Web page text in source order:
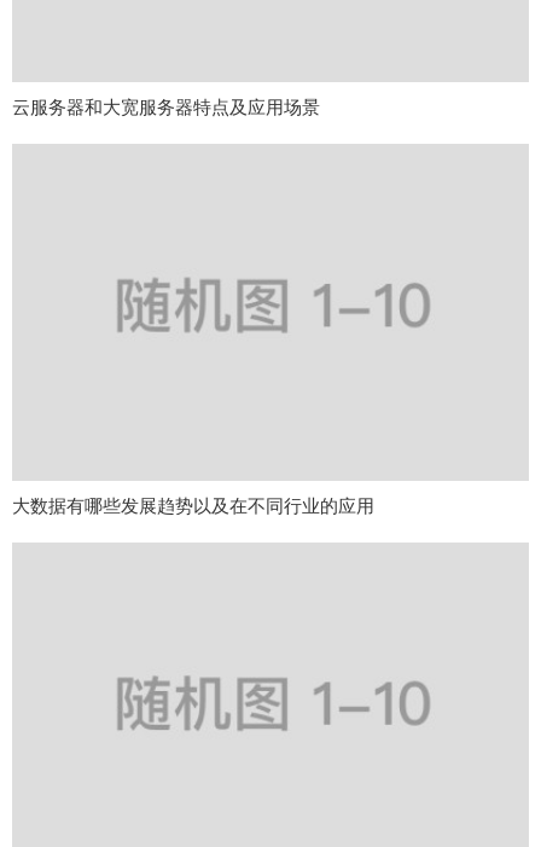
云服务器和大宽服务器特点及应用场景
大数据有哪些发展趋势以及在不同行业的应用